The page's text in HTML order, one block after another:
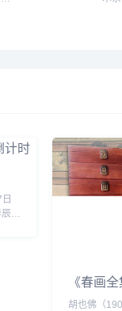
拍
《春画
胡也佛（